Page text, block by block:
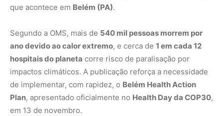
que acontece em Belém (PA).
Segundo a OMS, mais de 540 mil pessoas morrem por
ano devido ao calor extremo, e cerca de 1 em cada 12
hospitais do planeta corre risco de paralisação por
impactos climáticos. A publicação reforça a necessidade
de implementar, com rapidez, o Belém Health Action
Plan, apresentado oficialmente no Health Day da COP30,
em 13 de novembro.